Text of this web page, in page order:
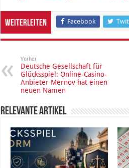
Weiterleiten Facebook
Vorher
Deutsche Gesellschaft für
Glücksspiel: Online-Casino-
Anbieter Mernov hat einen
neuen Namen
Relevante Artikel